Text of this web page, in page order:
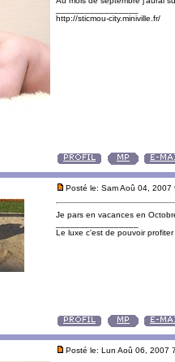
http://sticmou-city.miniville.fr/
Posté le: Sam Aoû 04, 2007
Je pars en vacances en
Le luxe c'est de pouvoir
Posté le: Lun Aoû 06, 2007